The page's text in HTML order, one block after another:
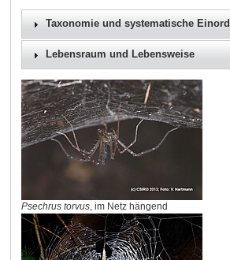
Taxonomie und systematische
Lebensraum und Lebensweise
Psechrus torvus, im Netz hängend